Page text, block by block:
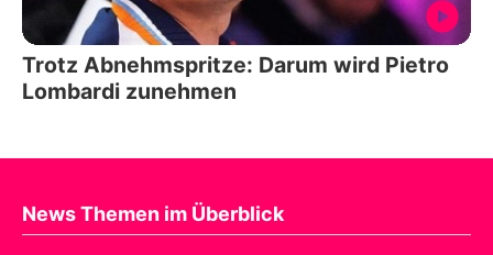
Trotz Abnehmspritze: Darum wird Pietro
Lombardi zunehmen
News Themen im Überblick